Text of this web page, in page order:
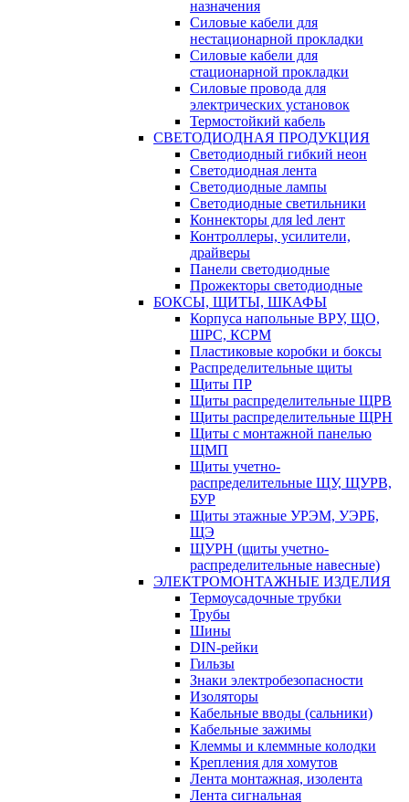
назначения
Силовые кабели для
нестационарной прокладки
Силовые кабели для
стационарной прокладки
Силовые провода для
электрических установок
Термостойкий кабель
СВЕТОДИОДНАЯ ПРОДУКЦИЯ
Светодиодный гибкий неон
Светодиодная лента
Светодиодные лампы
Светодиодные светильники
Коннекторы для led лент
Контроллеры, усилители,
драйверы
Панели светодиодные
Прожекторы светодиодные
БОКСЫ, ЩИТЫ, ШКАФЫ
Корпуса напольные ВРУ, ЩО,
ШРС, КСРМ
Пластиковые коробки и боксы
Распределительные щиты
Щиты ПР
Щиты распределительные ЩРВ
Щиты распределительные ЩРН
Щиты с монтажной панелью
ЩМП
Щиты учетно-
распределительные ЩУ, ЩУРВ,
БУР
Щиты этажные УРЭМ, УЭРБ,
ЩЭ
ЩУРН (щиты учетно-
распределительные навесные)
ЭЛЕКТРОМОНТАЖНЫЕ ИЗДЕЛИЯ
Термоусадочные трубки
Трубы
Шины
DIN-рейки
Гильзы
Знаки электробезопасности
Изоляторы
Кабельные вводы (сальники)
Кабельные зажимы
Клеммы и клеммные колодки
Крепления для хомутов
Лента монтажная, изолента
Лента сигнальная